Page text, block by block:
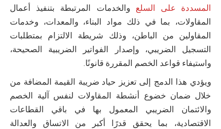
المسددة على السلع والخدمات المرتبطة بتنفيذ أعمال
المقاولات، بما في ذلك مواد البناء، والمعدات، وخدمات
المقاولين من الباطن، وذلك شريطة الالتزام بمتطلبات
التسجيل الضريبي، وإصدار الفواتير الضريبية الصحيحة،
واستيفاء قواعد الخصم المقررة قانونًا.
ويؤدي هذا الدمج إلى تعزيز حياد ضريبة القيمة المضافة من
خلال ضمان خضوع أنشطة المقاولات لنفس آلية الخصم
والائتمان الضريبي المعمول بها في باقي القطاعات
الاقتصادية، بما يحقق قدرًا أكبر من الاتساق والعدالة